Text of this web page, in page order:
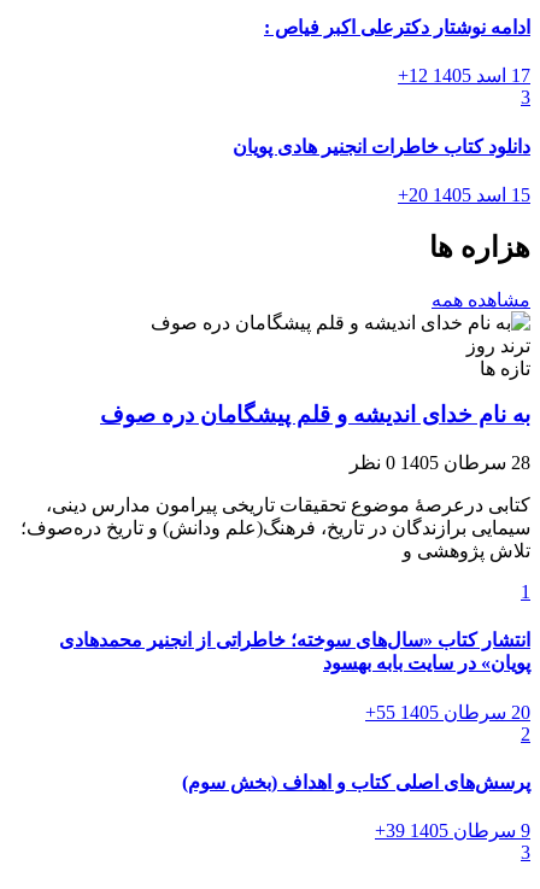
ادامه نوشتار دکترعلی اکبر فیاص :
17 اسد 1405
12+
3
دانلود کتاب خاطرات انجنیر هادی پویان
15 اسد 1405 20+
هزاره ها
مشاهده همه
ترند روز
تازه ها
به نام خدای اندیشه و قلم پیشگامان دره صوف
28 سرطان 1405 0 نظر
کتابی درعرصۀ موضوع تحقیقات تاریخی پیرامون مدارس دینی،
سیمایی برازندگان در تاریخ، فرهنگ(علم ودانش) و تاریخ دره‌صوف؛
تلاش پژوهشی و
1
انتشار کتاب «سال‌های سوخته؛ خاطراتی از انجنیر محمدهادی
پویان» در سایت بابه بهسود
20 سرطان 1405
55+
2
پرسش‌های اصلی کتاب و اهداف (بخش سوم)
9 سرطان 1405
39+
3